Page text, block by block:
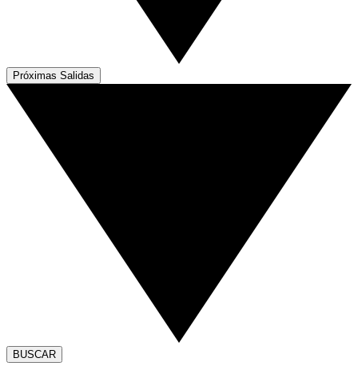
Próximas Salidas
BUSCAR